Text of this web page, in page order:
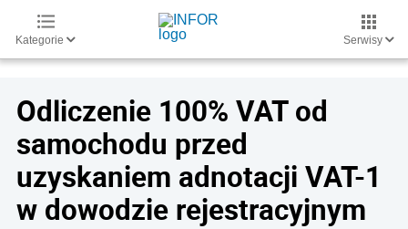
Kategorie Serwisy
Odliczenie 100% VAT od
samochodu przed
uzyskaniem adnotacji VAT-1
w dowodzie rejestracyjnym